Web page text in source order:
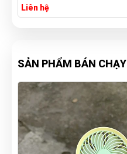
Liên hệ
SẢN PHẨM BÁN CHẠY